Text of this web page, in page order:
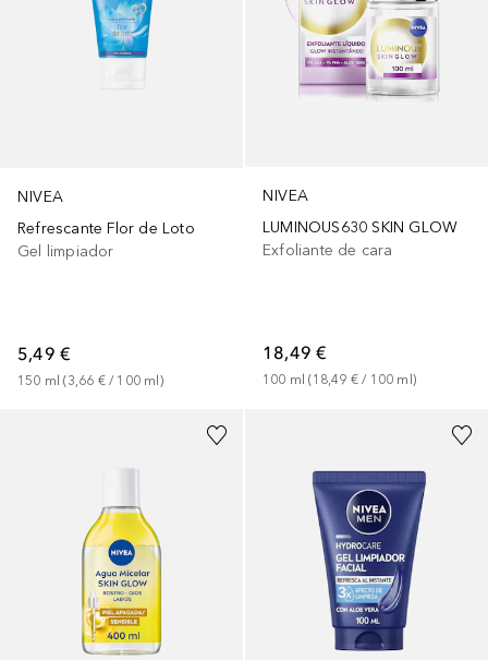
NIVEA
Refrescante Flor de Loto
Gel limpiador
5,49 €
150 ml (3,66 € / 100 ml)
NIVEA
LUMINOUS630 SKIN GLOW
Exfoliante de cara
18,49 €
100 ml (18,49 € / 100 ml )